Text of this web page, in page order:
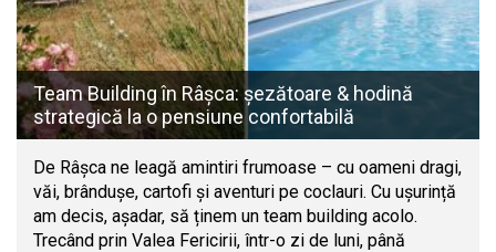
Team Building în Râșca: șezătoare & hodină
strategică la o pensiune confortabilă
De Râșca ne leagă amintiri frumoase – cu oameni dragi,
văi, brândușe, cartofi și aventuri pe coclauri. Cu ușurință
am decis, așadar, să ținem un team building acolo.
Trecând prin Valea Fericirii, într-o zi de luni, până